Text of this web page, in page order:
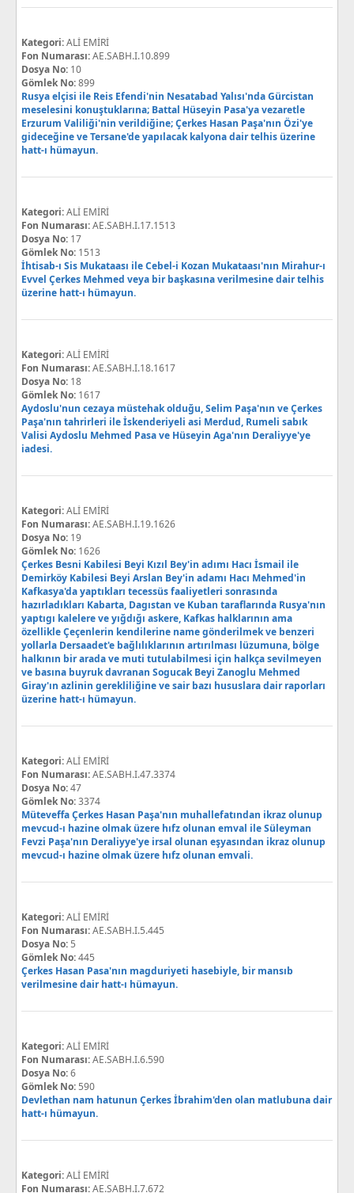
Kategori:ALİ EMİRİ
Fon Numarası:AE.SABH.I.10.899
Dosya No: 10
Gömlek No:899
Rusya elçisi ile Reis Efendi'nin Nesatabad Yalısı'nda Gürcistan
meselesini konuştuklarına; Battal Hüseyin Pasa'ya vezaretle
Erzurum Valiliği'nin verildiğine; Çerkes Hasan Paşa'nın Özi'ye
gideceğine ve Tersane'de yapılacak kalyona dair telhis üzerine
hatt-ı hümayun.
Kategori:ALİ EMİRİ
Fon Numarası:AE.SABH.I.17.1513
Dosya No: 17
Gömlek No: 1513
İhtisab-ı Sis Mukataası ile Cebel-i Kozan Mukataası'nın Mirahur-ı
Evvel Çerkes Mehmed veya bir başkasına verilmesine dair telhis
üzerine hatt-ı hümayun.
Kategori:ALİ EMİRİ
Fon Numarası:AE.SABH.I.18.1617
Dosya No: 18
Gömlek No: 1617
Aydoslu'nun cezaya müstehak olduğu, Selim Paşa'nın ve Çerkes
Paşa'nın tahrirleri ile İskenderiyeli asi Merdud, Rumeli sabık
Valisi Aydoslu Mehmed Pasa ve Hüseyin Aga'nın Deraliyye'ye
iadesi.
Kategori:ALİ EMİRİ
Fon Numarası:AE.SABH.I.19.1626
Dosya No: 19
Gömlek No: 1626
Çerkes Besni Kabilesi Beyi Kızıl Bey'in adımı Hacı İsmail ile
Demirköy Kabilesi Beyi Arslan Bey'in adamı Hacı Mehmed'in
Kafkasya'da yaptıkları tecessüs faaliyetleri sonrasında
hazırladıkları Kabarta, Dagıstan ve Kuban taraflarında Rusya'nın
yaptıgı kalelere ve yığdığı askere, Kafkas halklarının ama
özellikle Çeçenlerin kendilerine name gönderilmek ve benzeri
yollarla Dersaadet'e bağlılıklarının artırılması lüzumuna, bölge
halkının bir arada ve muti tutulabilmesi için halkça sevilmeyen
ve basına buyruk davranan Sogucak Beyi Zanoglu Mehmed
Giray'ın azlinin gerekliliğine ve sair bazı hususlara dair raporları
üzerine hatt-ı hümayun.
Kategori:ALİ EMİRİ
Fon Numarası:AE.SABH.I.47.3374
Dosya No:47
Gömlek No:3374
Müteveffa Çerkes Hasan Paşa'nın muhallefatından ikraz olunup
mevcud-ı hazine olmak üzere hıfz olunan emval ile Süleyman
Fevzi Paşa'nın Deraliyye'ye irsal olunan eşyasından ikraz olunup
mevcud-ı hazine olmak üzere hıfz olunan emvali.
Kategori:ALİ EMİRİ
Fon Numarası:AE.SABH.I.5.445
Dosya No: 5
Gömlek No:445
Çerkes Hasan Pasa'nın magduriyeti hasebiyle, bir mansıb
verilmesine dair hatt-ı hümayun.
Kategori:ALİ EMİRİ
Fon Numarası:AE.SABH.I.6.590
Dosya No:6
Gömlek No: 590
Devlethan nam hatunun Çerkes İbrahim'den olan matlubuna dair
hatt-ı hümayun.
Kategori:ALİ EMİRİ
Fon Numarası:AE.SABH.I.7.672